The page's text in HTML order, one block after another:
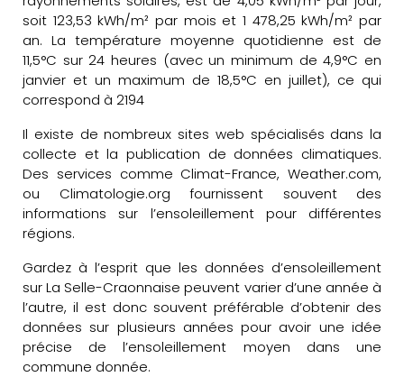
soit 123,53 kWh/m² par mois et 1 478,25 kWh/m² par
an. La température moyenne quotidienne est de
11,5°C sur 24 heures (avec un minimum de 4,9°C en
janvier et un maximum de 18,5°C en juillet), ce qui
correspond à 2194
Il existe de nombreux sites web spécialisés dans la
collecte et la publication de données climatiques.
Des services comme Climat-France, Weather.com,
ou Climatologie.org fournissent souvent des
informations sur l’ensoleillement pour différentes
régions.
Gardez à l’esprit que les données d’ensoleillement
sur La Selle-Craonnaise peuvent varier d’une année à
l’autre, il est donc souvent préférable d’obtenir des
données sur plusieurs années pour avoir une idée
précise de l’ensoleillement moyen dans une
commune donnée.